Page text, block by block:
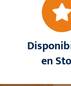
en